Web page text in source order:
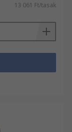
13 061 Ft/tasak